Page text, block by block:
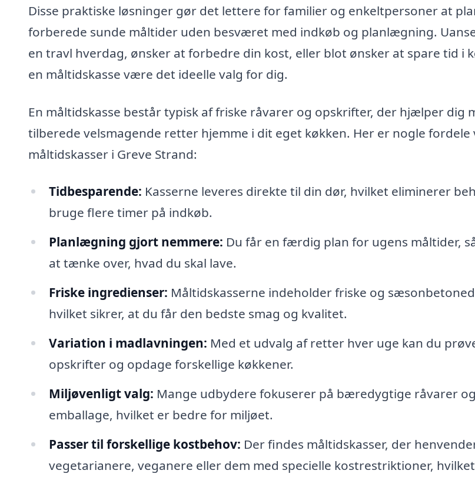
Disse praktiske løsninger gør det lettere for familier og enkeltpersoner at
forberede sunde måltider uden besværet med indkøb og planlægning.
en travl hverdag, ønsker at forbedre din kost, eller blot ønsker at spare tid i
en måltidskasse være det ideelle valg for dig.
En måltidskasse består typisk af friske råvarer og opskrifter, der hjælper dig
tilberede velsmagende retter hjemme i dit eget køkken. Her er nogle
måltidskasser i Greve Strand:
Tidbesparende: Kasserne leveres direkte til din dør, hvilket eliminerer
bruge flere timer på indkøb.
Planlægning gjort nemmere: Du får en færdig plan for ugens måltider,
at tænke over, hvad du skal lave.
Friske ingredienser: Måltidskasserne indeholder friske og
hvilket sikrer, at du får den bedste smag og kvalitet.
Variation i madlavningen: Med et udvalg af retter hver uge kan du
opskrifter og opdage forskellige køkkener.
Miljøvenligt valg: Mange udbydere fokuserer på bæredygtige råvarer
emballage, hvilket er bedre for miljøet.
Passer til forskellige kostbehov: Der findes måltidskasser, der
vegetarianere, veganere eller dem med specielle kostrestriktioner,